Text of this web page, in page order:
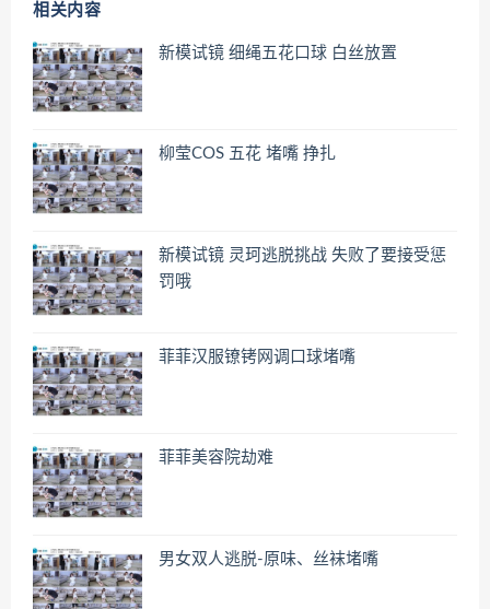
相关内容
新模试镜 细绳五花口球 白丝放置
柳莹COS 五花 堵嘴 挣扎
新模试镜 灵珂逃脱挑战 失败了要接受惩
罚哦
菲菲汉服镣铐网调口球堵嘴
菲菲美容院劫难
男女双人逃脱-原味、丝袜堵嘴